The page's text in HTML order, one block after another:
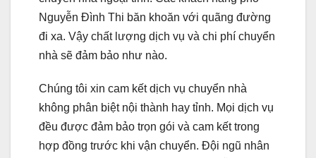
Nguyễn Đình Thi băn khoăn với quãng đường
đi xa. Vậy chất lượng dịch vụ và chi phí chuyển
nhà sẽ đảm bảo như nào.
Chúng tôi xin cam kết dịch vụ chuyển nhà
không phân biệt nội thành hay tỉnh. Mọi dịch vụ
đều được đảm bảo trọn gói và cam kết trong
hợp đồng trước khi vận chuyển. Đội ngũ nhân